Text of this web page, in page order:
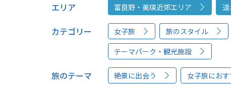
エリア 富良野・美瑛近郊エリア
カテゴリー 女子旅 旅のスタイル
テーマパーク・観光施設
旅のテーマ 絶景に出会う 女子旅におす